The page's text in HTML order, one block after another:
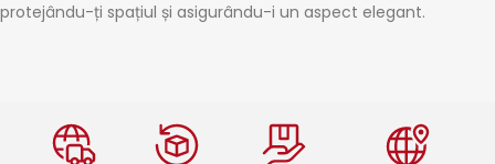
protejându-ți spațiul și asigurându-i un aspect elegant.